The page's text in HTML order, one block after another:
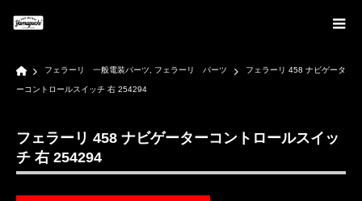
Home
フェラーリ 一般電装パーツ フェラーリ パーツ フェラーリ 458 ナビゲータ
ーコントロールスイッチ 右 254294
フェラーリ 458 ナビゲーターコントロールスイッ
チ 右 254294